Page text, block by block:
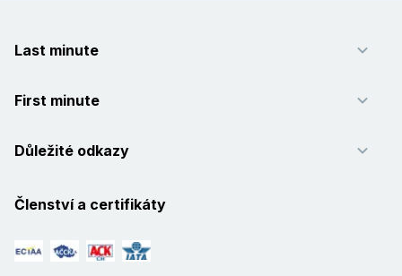
Last minute
First minute
Důležité odkazy
Členství a certifikáty